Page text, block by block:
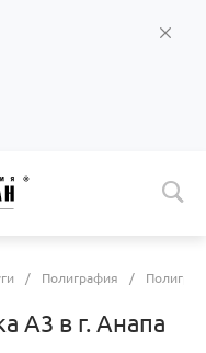
/ Полиграфия /
А3 в г. Анапа